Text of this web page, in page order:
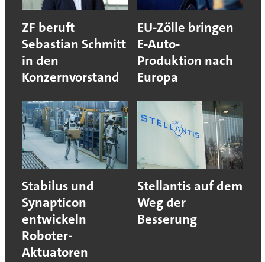
ZF beruft
Sebastian Schmitt
in den
Konzernvorstand
EU-Zölle bringen
E-Auto-
Produktion nach
Europa
Stabilus und
Synapticon
entwickeln
Roboter-
Aktuatoren
Stellantis auf dem
Weg der
Besserung